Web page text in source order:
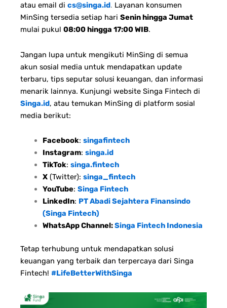
atau email di cs@singa.id. Layanan konsumen
MinSing tersedia setiap hari Senin hingga Jumat
mulai pukul 08:00 hingga 17:00 WIB.
Jangan lupa untuk mengikuti MinSing di semua
akun sosial media untuk mendapatkan update
terbaru, tips seputar solusi keuangan, dan informasi
menarik lainnya. Kunjungi website Singa Fintech di
Singa.id, atau temukan MinSing di platform sosial
media berikut:
Facebook: singafintech
Instagram: singa.id
TikTok: singa.fintech
X(Twitter): singa_fintech
YouTube: Singa Fintech
LinkedIn: PT Abadi Sejahtera Finansindo
(Singa Fintech)
WhatsApp Channel:Singa Fintech Indonesia
Tetap terhubung untuk mendapatkan solusi
keuangan yang terbaik dan terpercaya dari Singa
Fintech! #LifeBetterWithSinga